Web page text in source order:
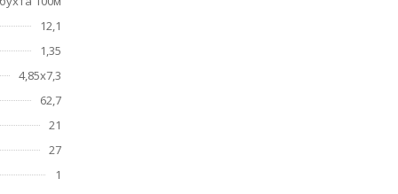
12,1
1,35
4,85x7,3
62,7
21
27
1